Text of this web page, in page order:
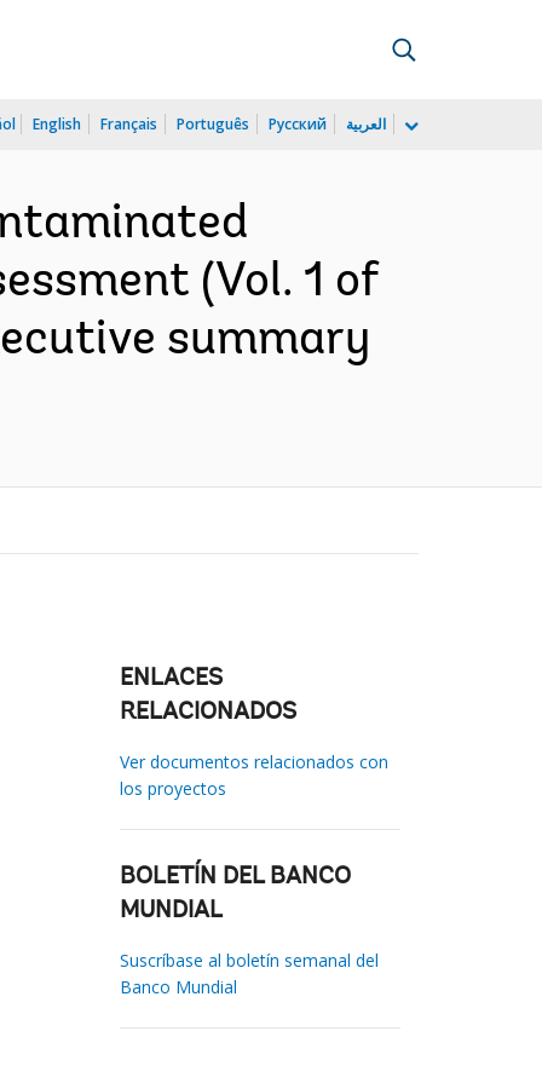
English Français Português Русский العربية
(Vol. 1 of
summary
ENLACES
RELACIONADOS
Ver documentos relacionados con
los proyectos
BOLETÍN DEL BANCO
MUNDIAL
Suscríbase al boletín semanal del
Banco Mundial